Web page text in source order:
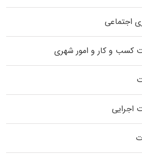
اجتماعی
کسب و کار و امور شهری
اجرایی